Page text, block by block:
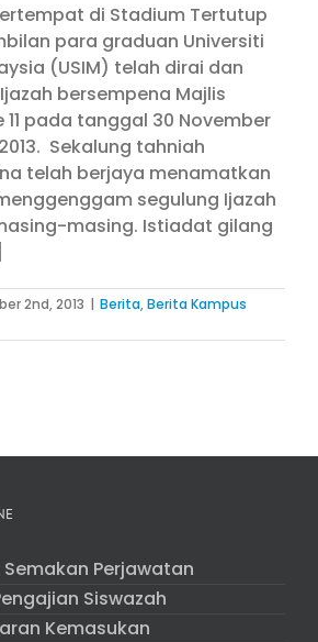
di Stadium Tertutup
para graduan Universiti
(USIM) telah dirai dan
bersempena Majlis
11 pada tanggal 30 November
Sekalung tahniah
telah berjaya menamatkan
segulung Ijazah
masing. Istiadat gilang
2nd, 2013 | Berita,Berita Kampus
Perjawatan
Siswazah
Kemasukan